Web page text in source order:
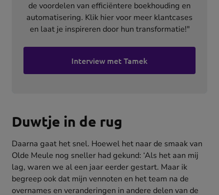
de voordelen van efficiëntere boekhouding en
automatisering. Klik hier voor meer klantcases
en laat je inspireren door hun transformatie!"
Interview met Tamek
Duwtje in de rug
Daarna gaat het snel. Hoewel het naar de smaak van
Olde Meule nog sneller had gekund: ‘Als het aan mij
lag, waren we al een jaar eerder gestart. Maar ik
begreep ook dat mijn vennoten en het team na de
overnames en veranderingen in andere delen van de